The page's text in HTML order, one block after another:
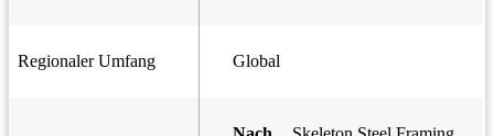
Regionaler Umfang Global